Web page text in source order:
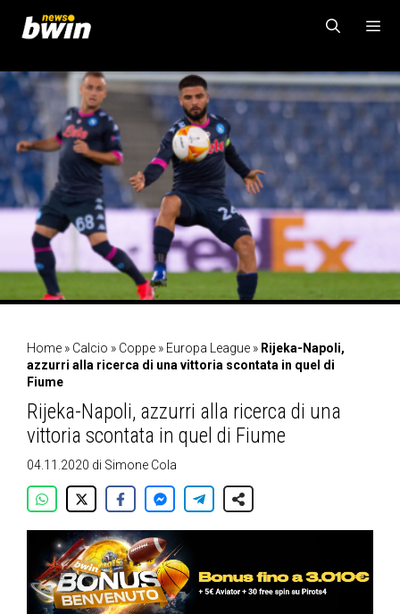
contenuto
MENU
Home » Calcio » Coppe » Europa League » Rijeka-Napoli,
azzurri alla ricerca di una vittoria scontata in quel di
Fiume
Rijeka-Napoli, azzurri alla ricerca di una
vittoria scontata in quel di Fiume
04.11.2020 di Simone Cola